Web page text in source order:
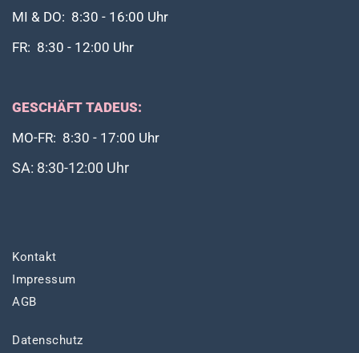
MI & DO: 8:30 - 16:00 Uhr
FR: 8:30 - 12:00 Uhr
GESCHÄFT TADEUS:
MO-FR: 8:30 - 17:00 Uhr
SA: 8:30-12:00 Uhr
Kontakt
Impressum
AGB
Datenschutz